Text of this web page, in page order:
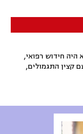
שבחוות הדעת לא היה חידוש רפואי,
קצין התגמולים,